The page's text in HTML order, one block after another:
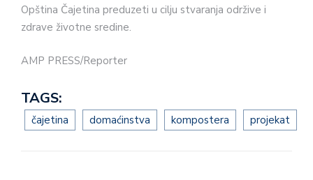
Opština Čajetina preduzeti u cilju stvaranja održive i
zdrave životne sredine.
AMP PRESS/Reporter
TAGS:
čajetina domaćinstva kompostera projekat